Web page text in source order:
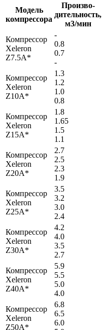
Модель
компрессора
Произво-
дительность,
м3/мин
Компрессор
Xeleron
Z7.5A*
-
0.8
0.7
-
Компрессор
Xeleron
Z10A*
1.3
1.2
1.0
0.8
Компрессор
Xeleron
Z15A*
1.8
1.65
1.5
1.1
Компрессор
Xeleron
Z20A*
2.7
2.5
2.3
1.9
Компрессор
Xeleron
Z25A*
3.5
3.2
3.0
2.4
Компрессор
Xeleron
Z30A*
4.2
4.0
3.5
2.7
Компрессор
Xeleron
Z40A*
5.9
5.5
5.0
4.0
Компрессор
Xeleron
Z50A*
6.8
6.5
6.0